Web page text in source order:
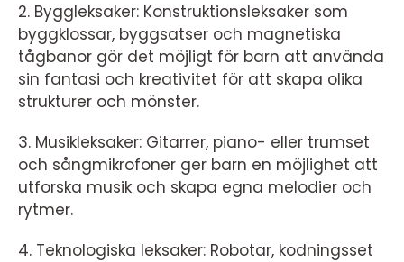
2. Byggleksaker: Konstruktionsleksaker som
byggklossar, byggsatser och magnetiska
tågbanor gör det möjligt för barn att använda
sin fantasi och kreativitet för att skapa olika
strukturer och mönster.
3. Musikleksaker: Gitarrer, piano- eller trumset
och sångmikrofoner ger barn en möjlighet att
utforska musik och skapa egna melodier och
rytmer.
4. Teknologiska leksaker: Robotar, kodningsset